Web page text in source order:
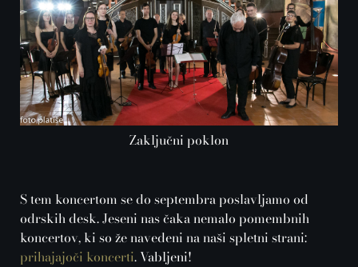
Zaključni poklon
S tem koncertom se do septembra poslavljamo od
odrskih desk. Jeseni nas čaka nemalo pomembnih
koncertov, ki so že navedeni na naši spletni strani:
prihajajoči koncerti. Vabljeni!